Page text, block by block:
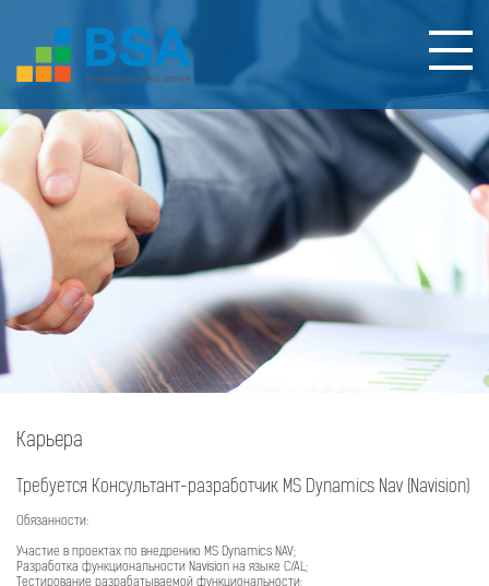
Карьера
Требуется Консультант-разработчик MS Dynamics Nav (Navision)
Обязанности:
Участие в проектах по внедрению MS Dynamics NAV;
Разработка функциональности Navision на языке C/AL;
Тестирование разрабатываемой функциональности;